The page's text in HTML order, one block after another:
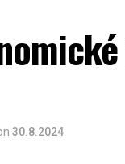
30.8.2024